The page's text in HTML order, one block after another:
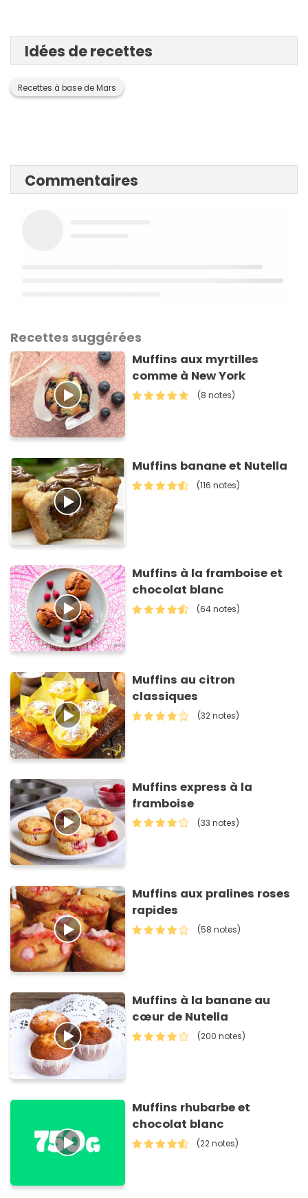
Idées de recettes
Recettes à base de Mars
Commentaires
Recettes suggérées
Muffins aux myrtilles
comme à New York
(8 notes)
Muffins banane et Nutella
(116 notes)
Muffins à la framboise et
chocolat blanc
(64 notes)
Muffins au citron
classiques
(32 notes)
Muffins express à la
framboise
(33 notes)
Muffins aux pralines roses
rapides
(58 notes)
Muffins à la banane au
cœur de Nutella
(200 notes)
Muffins rhubarbe et
chocolat blanc
(22 notes)